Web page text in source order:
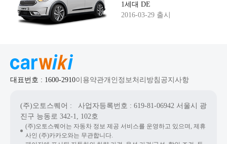
1세대 DE
2016-03-29 출시
대표번호 : 1600-2910이용약관개인정보처리방침 공지사항
(주)오토스퀘어 : 사업자등록번호 : 619-81-06942 서울시 광
진구 능동로 342-1, 102호
(주)오토스퀘어는 자동차 정보 제공 서비스를 운영하고 있으며, 제휴
사인 (주)카카오와는 무관합니다.